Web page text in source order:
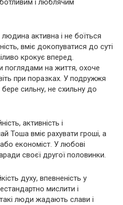
і люблячим
активна і не боїться
вміє докопуватися до суті
крокує вперед.
поглядами на життя, охоче
при поразках. У подружжя
сильну, не схильну до
активність і
Тоша вміє рахувати гроші, а
економіст. У любові
своєї другої половинки.
духу, впевненість у
мислити і
такі люди жадають слави і